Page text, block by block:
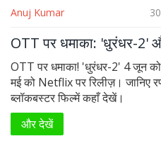
Anuj Kumar
OTT पर धमाका: 'धुरंधर-2'
OTT पर धमाका! 'धुरंधर-2' 4 जून
मई को Netflix पर रिलीज़। जानिए
ब्लॉकबस्टर फिल्में कहाँ देखें।
और देखें